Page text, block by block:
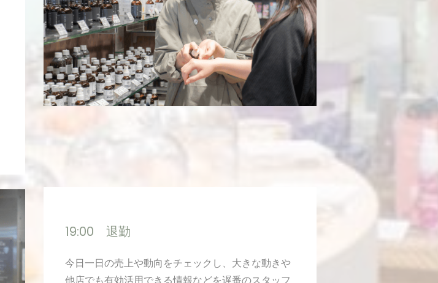
19:00 退勤
今日一日の売上や動向をチェックし、大きな動きや